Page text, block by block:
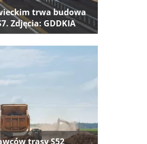
trwa budowa
Zdjęcia: GDDKIA
trasy S52